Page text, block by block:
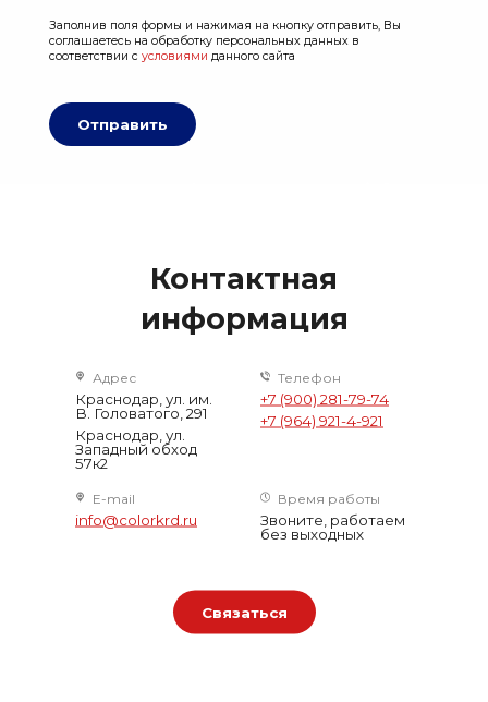
Заполнив поля формы и нажимая на кнопку отправить, Вы
соглашаетесь на обработку персональных данных в
соответствии с условиями данного сайта
Отправить
Контактная
информация
Адрес
Краснодар, ул. им.
В. Головатого, 291
Краснодар, ул.
Западный обход
57к2
Телефон
+7 (900) 281-79-74
+7 (964) 921-4-921
E-mail
info@colorkrd.ru
Время работы
Звоните, работаем
без выходных
Связаться